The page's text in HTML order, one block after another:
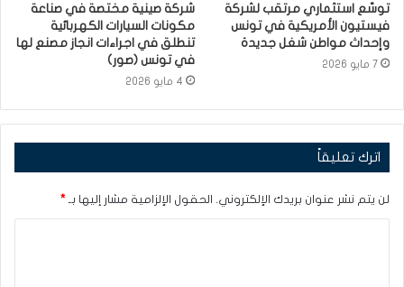
توسّع استثماري مرتقب لشركة
فيستيون الأمريكية في تونس
وإحداث مواطن شغل جديدة
7 مايو 2026
شركة صينية مختصة في صناعة
مكونات السيارات الكهربائية
تنطلق في اجراءات انجاز مصنع لها
في تونس (صور)
4 مايو 2026
اترك تعليقاً
لن يتم نشر عنوان بريدك الإلكتروني. الحقول الإلزامية مشار إليها بـ *